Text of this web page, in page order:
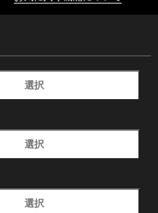
選択
選択
選択